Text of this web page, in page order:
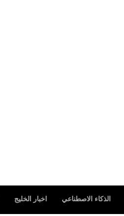
الذكاء الاصطناعي اخبار الخليج